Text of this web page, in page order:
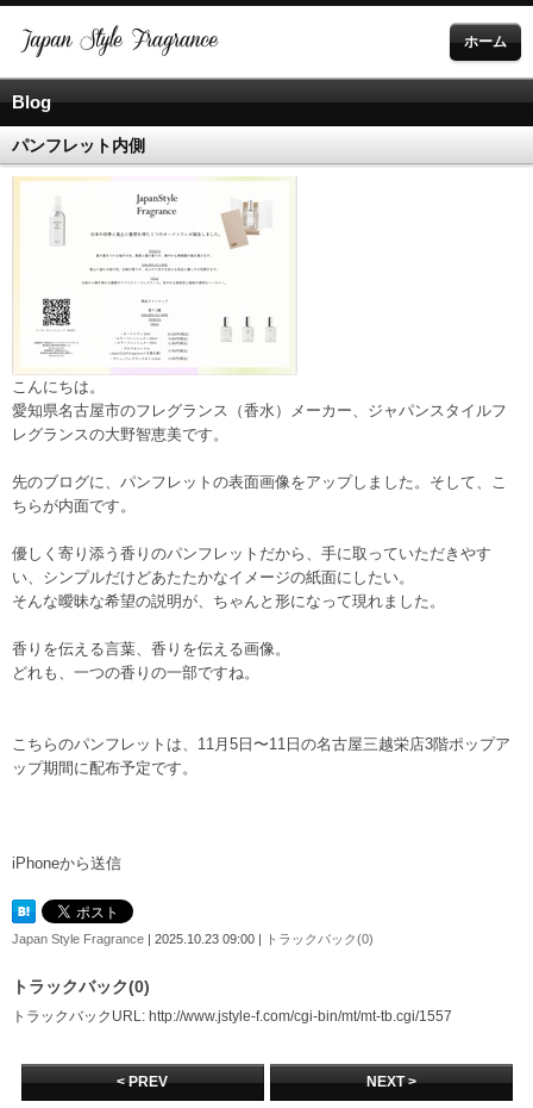
ホーム
Blog
パンフレット内側
こんにちは。
愛知県名古屋市のフレグランス（香水）メーカー、ジャパンスタイルフ
レグランスの大野智恵美です。
先のブログに、パンフレットの表面画像をアップしました。そして、こ
ちらが内面です。
優しく寄り添う香りのパンフレットだから、手に取っていただきやす
い、シンプルだけどあたたかなイメージの紙面にしたい。
そんな曖昧な希望の説明が、ちゃんと形になって現れました。
香りを伝える言葉、香りを伝える画像。
どれも、一つの香りの一部ですね。
こちらのパンフレットは、11月5日〜11日の名古屋三越栄店3階ポップア
ップ期間に配布予定です。
iPhoneから送信
Japan Style Fragrance | 2025.10.23 09:00 | トラックバック(0)
トラックバック(0)
トラックバックURL: http://www.jstyle-f.com/cgi-bin/mt/mt-tb.cgi/1557
< PREV NEXT >